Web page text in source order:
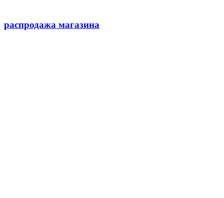
распродажа магазина